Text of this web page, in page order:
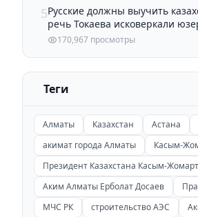
5Русские должны выучить
речь Токаева исковеркали
170,967 просмотры
Теги
Алматы Казахстан Астана
акимат города Алматы
Касым-
Президент Казахстана Касым-
Аким Алматы Ерболат Досаев
МЧС РК
строительство АЭС